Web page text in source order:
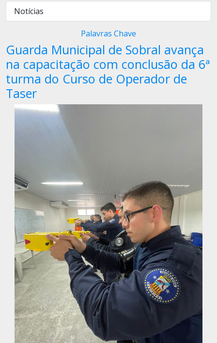
Notícias
Palavras Chave
Guarda Municipal de Sobral avança
na capacitação com conclusão da 6ª
turma do Curso de Operador de
Taser